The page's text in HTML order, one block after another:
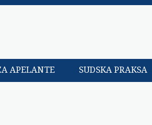
APELANTE SUDSKA PRAKSA